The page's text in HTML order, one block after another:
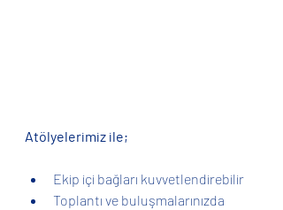
Atölyelerimiz ile;
Ekip içi bağları kuvvetlendirebilir
Toplantı ve buluşmalarınızda